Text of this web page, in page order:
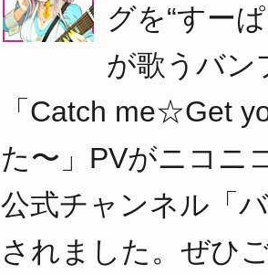
グを“すー
が歌うバン
「Catch me☆Get
た〜」PVがニコニ
公式チャンネル「
されました。ぜひ